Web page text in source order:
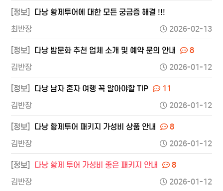
[정보]
다낭 황제투어에 대한 모든 궁금증 해결 !!!
최반장
2026-02-13
[정보] 다낭 밤문화 추천 업체 소개 및 예약 문의 안내
8
김반장
2026-01-12
[정보] 다낭 남자 혼자 여행 꼭 알아야할 TIP
11
김반장
2026-01-12
[정보] 다낭 황제투어 패키지 가성비 상품 안내
8
김반장
2026-01-12
[정보] 다낭 황제 투어 가성비 좋은 패키지 안내
8
김반장
2026-01-12